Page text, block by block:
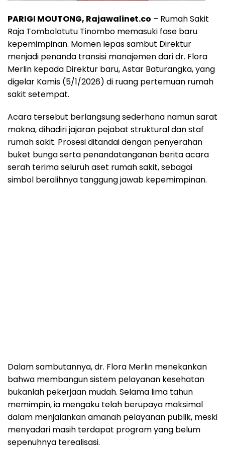
PARIGI MOUTONG, Rajawalinet.co – Rumah Sakit
Raja Tombolotutu Tinombo memasuki fase baru
kepemimpinan. Momen lepas sambut Direktur
menjadi penanda transisi manajemen dari dr. Flora
Merlin kepada Direktur baru, Astar Baturangka, yang
digelar Kamis (5/1/2026) di ruang pertemuan rumah
sakit setempat.
Acara tersebut berlangsung sederhana namun sarat
makna, dihadiri jajaran pejabat struktural dan staf
rumah sakit. Prosesi ditandai dengan penyerahan
buket bunga serta penandatanganan berita acara
serah terima seluruh aset rumah sakit, sebagai
simbol beralihnya tanggung jawab kepemimpinan.
Dalam sambutannya, dr. Flora Merlin menekankan
bahwa membangun sistem pelayanan kesehatan
bukanlah pekerjaan mudah. Selama lima tahun
memimpin, ia mengaku telah berupaya maksimal
dalam menjalankan amanah pelayanan publik, meski
menyadari masih terdapat program yang belum
sepenuhnya terealisasi.